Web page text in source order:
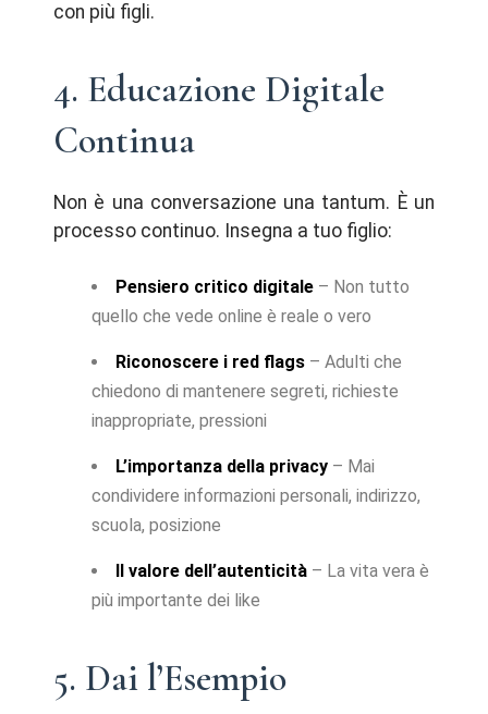
con più figli.
4. Educazione Digitale
Continua
Non è una conversazione una tantum. È un
processo continuo. Insegna a tuo figlio:
Pensiero critico digitale – Non tutto
quello che vede online è reale o vero
Riconoscere i red flags – Adulti che
chiedono di mantenere segreti, richieste
inappropriate, pressioni
L’importanza della privacy – Mai
condividere informazioni personali, indirizzo,
scuola, posizione
Il valore dell’autenticità – La vita vera è
più importante dei like
5. Dai l’Esempio